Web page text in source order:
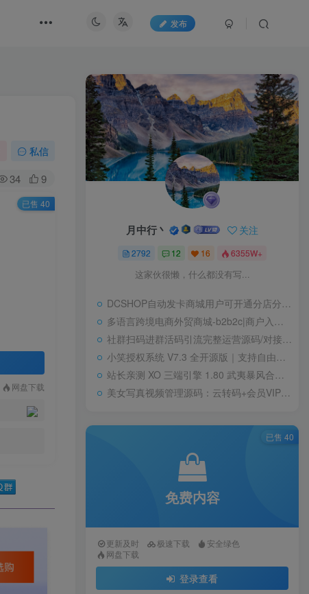
发布
私信
34 9
网盘下载
已售 40
月中行丶 关注
2792 12 16 6355W+
这家伙很懒，什么都没有写...
DCSHOP自动发卡商城用户可开通分店分销，支持实物发货，自带博客功能
多语言跨境电商外贸商城-b2b2c|商户入驻|随机物流|信用分|平台代发
社群扫码进群活码引流完整运营源码/对接免签约支付接口/推广正常绑定下级
小笑授权系统 V7.3 全开源版｜支持自由二次开发
站长亲测 XO 三端引擎 1.80 武夷暴风合击复古传奇手游服务端 魔神领域盘古圣地降魔天堂
美女写真视频管理源码：云转码+会员VIP系统，一键采集+代理系统全支持
免费内容
更新及时 极速下载
安全绿色
网盘下载
登录查看
已售 40